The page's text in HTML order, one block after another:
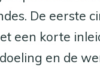
De eerste
een korte
en de